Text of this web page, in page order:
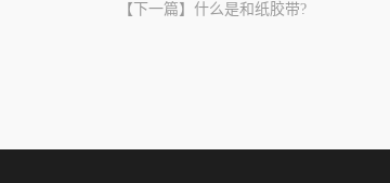
【下一篇】 什么是和纸胶带?